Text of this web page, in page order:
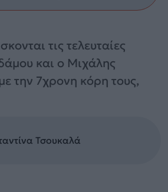
τις τελευταίες
και ο Μιχάλης
την 7χρονη κόρη τους,
Τσουκαλά